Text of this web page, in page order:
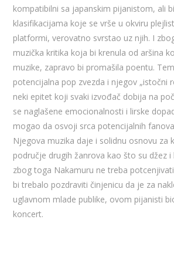
kompatibilni sa japanskim pijanistom, ali
klasifikacijama koje se vrše u okviru
platformi, verovatno svrstao uz njih. I
muzička kritika koja bi krenula od aršina
muzike, zapravo bi promašila poentu.
potencijalna pop zvezda i njegov „istočni
neki epitet koji svaki izvođač dobija na
se naglašene emocionalnosti i lirske
mogao da osvoji srca potencijalnih
Njegova muzika daje i solidnu osnovu za
područje drugih žanrova kao što su džez i
zbog toga Nakamuru ne treba
bi trebalo pozdraviti činjenicu da je za
uglavnom mlade publike, ovom pijanisti
koncert.